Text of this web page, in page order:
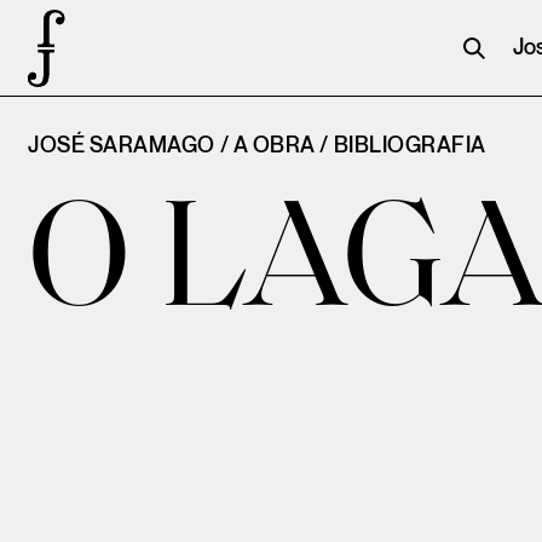
JOSÉ SARAMAGO / A OBRA / BIBLIOGRAFIA
O